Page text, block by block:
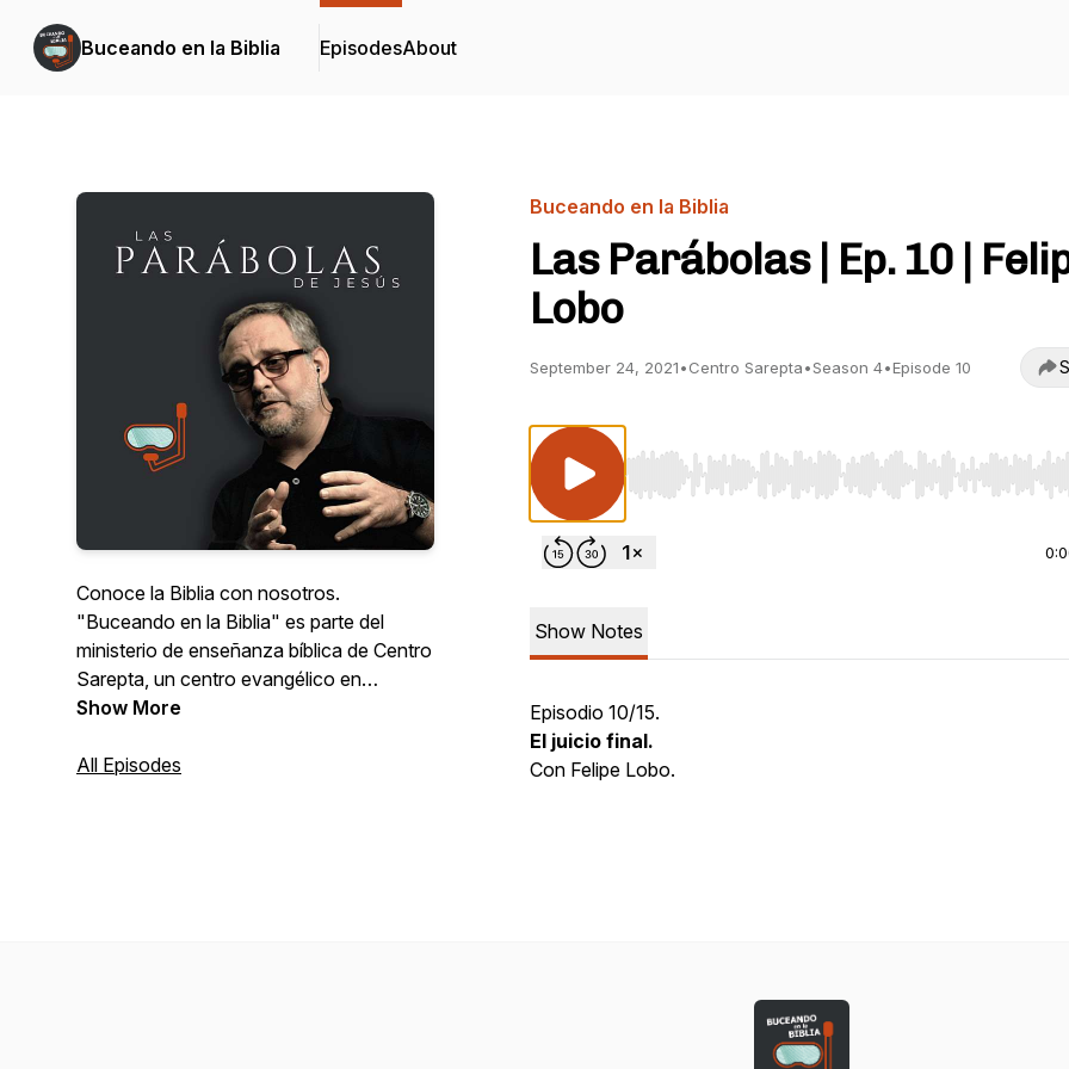
Buceando en la Biblia EpisodesAbout
Conoce la Biblia con nosotros.
"Buceando en la Biblia" es parte del
ministerio de enseñanza bíblica de Centro
Sarepta, un centro evangélico en
Alicante, España. Nuevo episodio cada
www.centrosarepta.es
Show More
All Episodes
Buceando en la Biblia
Las Parábolas | Ep. 10 |
Lobo
September 24, 2021•Centro Sarepta•Season 4•Episode 10
Use Left/Right to seek, Home/End to jump to start
Show Notes
Episodio 10/15.
El juicio final.
Con Felipe Lobo.